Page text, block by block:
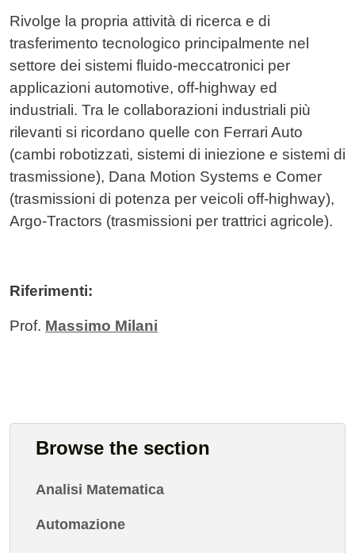
Rivolge la propria attività di ricerca e di
trasferimento tecnologico principalmente nel
settore dei sistemi fluido-meccatronici per
applicazioni automotive, off-highway ed
industriali. Tra le collaborazioni industriali più
rilevanti si ricordano quelle con Ferrari Auto
(cambi robotizzati, sistemi di iniezione e sistemi di
trasmissione), Dana Motion Systems e Comer
(trasmissioni di potenza per veicoli off-highway),
Argo-Tractors (trasmissioni per trattrici agricole).
Riferimenti:
Prof. Massimo Milani
Browse the section
Analisi Matematica
Automazione